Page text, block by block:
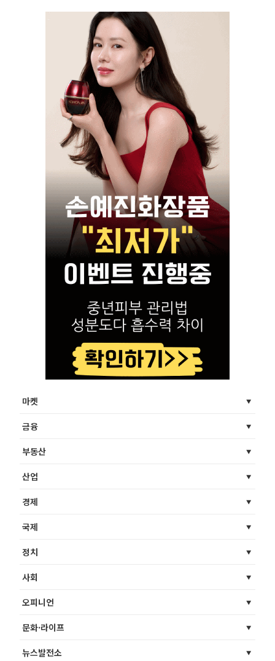
마켓
금융
부동산
산업
경제
국제
정치
사회
오피니언
문화·라이프
뉴스발전소